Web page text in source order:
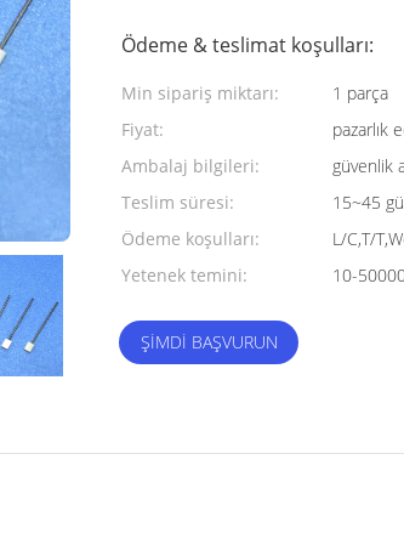
Ödeme & teslimat koşulları:
Min sipariş miktarı:
1 parça
Fiyat:
pazarlık
Ambalaj bilgileri:
güvenlik
Teslim süresi:
15~45
Ödeme koşulları:
L/C,T/
Yetenek temini:
10-
ŞIMDI BAŞVURUN